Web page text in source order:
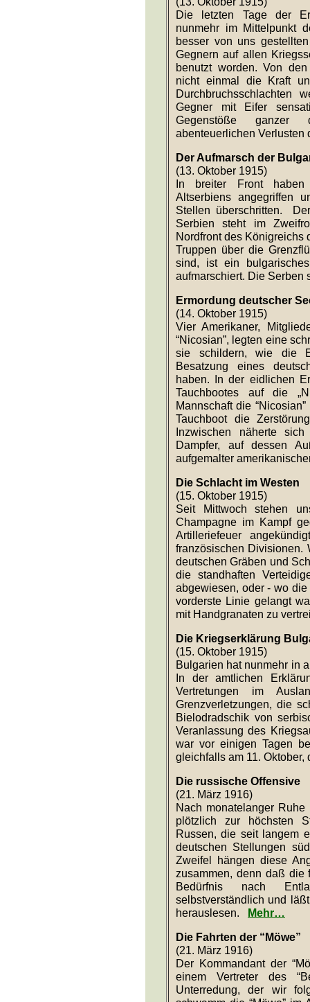
Die militärische Lage
(13. Oktober 1915)
Die letzten Tage der
nunmehr im Mittelpunkt
besser von uns
Gegnern auf allen
benutzt worden. Von
nicht einmal die Kraft
Durchbruchsschlachten
Gegner mit Eifer
Gegenstöße
abenteuerlichen Verlusten
Der Aufmarsch der
(13. Oktober 1915)
In breiter Front haben
Altserbiens angegriffen
Stellen überschritten.
Serbien steht im
Nordfront des Königreichs
Truppen über die
sind, ist ein
aufmarschiert. Die
Ermordung deutscher
(14. Oktober 1915)
Vier Amerikaner,
“Nicosian”, legten eine
sie schildern, wie die
Besatzung eines
haben. In der eidlichen
Tauchbootes auf die
Mannschaft die
Tauchboot die
Inzwischen näherte
Dampfer, auf dessen
aufgemalter
Die Schlacht im Westen
(15. Oktober 1915)
Seit Mittwoch stehen
Champagne im Kampf
Artilleriefeuer
französischen Divisionen.
deutschen Gräben und
die standhaften
abgewiesen, oder - wo
vorderste Linie gelangt
mit Handgranaten zu
Die Kriegserklärung
(15. Oktober 1915)
Bulgarien hat nunmehr in
In der amtlichen
Vertretungen im
Grenzverletzungen, die
Bielodradschik von
Veranlassung des
war vor einigen Tagen
gleichfalls am 11.
Die russische Offensive
(21. März 1916)
Nach monatelanger
plötzlich zur höchsten
Russen, die seit langem
deutschen Stellungen
Zweifel hängen diese
zusammen, denn daß die
Bedürfnis nach
selbstverständlich und
herauslesen.Mehr…
Die Fahrten der “Möwe”
(21. März 1916)
Der Kommandant der